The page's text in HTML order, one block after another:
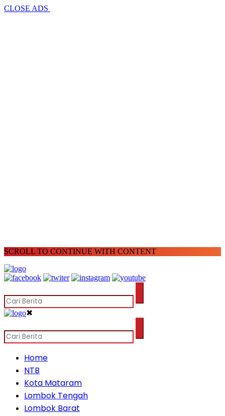
CLOSE ADS
SCROLL TO CONTINUE WITH CONTENT
✖
Home
NTB
Kota Mataram
Lombok Tengah
Lombok Barat